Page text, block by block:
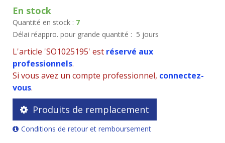
En stock
Quantité en stock : 7
Délai réappro. pour grande quantité : 5 jours
L'article 'SO1025195' est réservé aux
professionnels.
Si vous avez un compte professionnel, connectez-
vous.
Produits de remplacement
Conditions de retour et remboursement